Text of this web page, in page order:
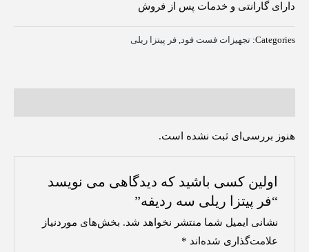
دارای گارانتی و خدمات پس از فروش
Categories: تجهیزات فست فود فر پیتزا ریلی
هنوز بررسی‌ای ثبت نشده است.
اولین کسی باشید که دیدگاهی می نویسد
“فر پیتزا ریلی سه ردیفه”
نشانی ایمیل شما منتشر نخواهد شد. بخش‌های موردنیاز
علامت‌گذاری شده‌اند *